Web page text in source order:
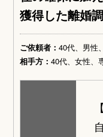
獲得した離婚
ご依頼者：40代、男性
相手方：40代、女性、